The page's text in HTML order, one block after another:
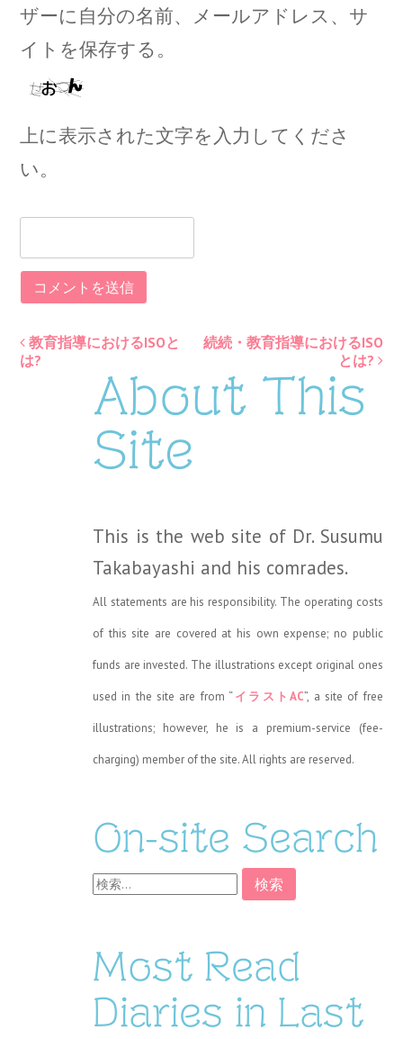
ザーに自分の名前、メールアドレス、サ
イトを保存する。
上に表示された文字を入力してくださ
い。
Post
navigation
教育指導におけるISOと
は?
続続・教育指導におけるISO
とは?
About This
Site
This is the web site of Dr. Susumu
Takabayashi and his comrades.
All statements are his responsibility. The operating costs
of this site are covered at his own expense; no public
funds are invested. The illustrations except original ones
used in the site are from “イラストAC”, a site of free
illustrations; however, he is a premium-service (fee-
charging) member of the site. All rights are reserved.
On-site Search
検
索:
Most Read
Diaries in Last